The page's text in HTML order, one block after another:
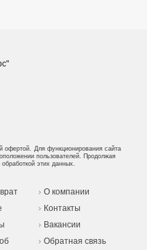
офертой. Для функционирования сайта
пользователей. Продолжая
этих данных.
О компании
Контакты
Вакансии
Обратная связь